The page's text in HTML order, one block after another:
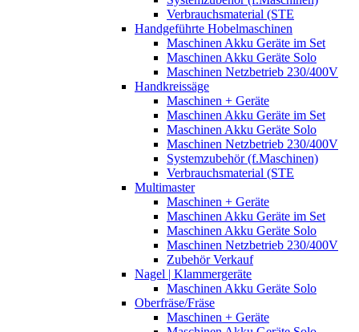
Verbrauchsmaterial (STE
Handgeführte Hobelmaschinen
Maschinen Akku Geräte im Set
Maschinen Akku Geräte Solo
Maschinen Netzbetrieb 230/400V
Handkreissäge
Maschinen + Geräte
Maschinen Akku Geräte im Set
Maschinen Akku Geräte Solo
Maschinen Netzbetrieb 230/400V
Systemzubehör (f.Maschinen)
Verbrauchsmaterial (STE
Multimaster
Maschinen + Geräte
Maschinen Akku Geräte im Set
Maschinen Akku Geräte Solo
Maschinen Netzbetrieb 230/400V
Zubehör Verkauf
Nagel | Klammergeräte
Maschinen Akku Geräte Solo
Oberfräse/Fräse
Maschinen + Geräte